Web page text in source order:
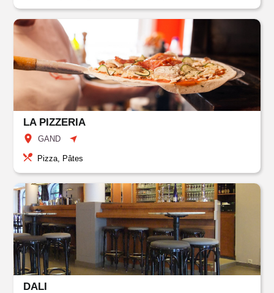
LA PIZZERIA
GAND
Pizza, Pâtes
DALI